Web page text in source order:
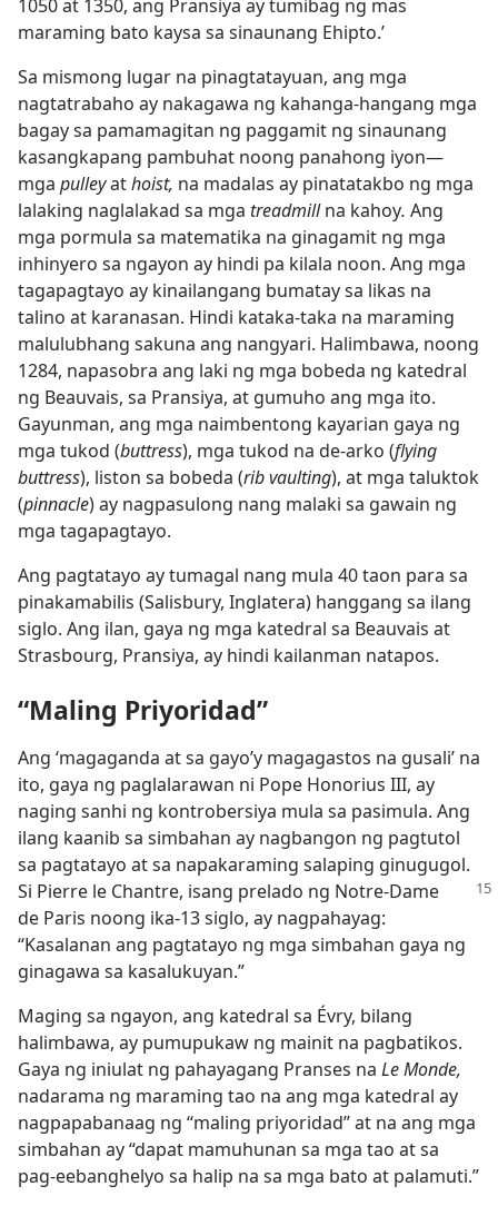
1050 at 1350, ang Pransiya ay tumibag ng mas
maraming bato kaysa sa sinaunang Ehipto.’
Sa mismong lugar na pinagtatayuan, ang mga
nagtatrabaho ay nakagawa ng kahanga-hangang mga
bagay sa pamamagitan ng paggamit ng sinaunang
kasangkapang pambuhat noong panahong iyon​—
mga pulleyathoist, na madalas ay pinatatakbo ng mga
lalaking naglalakad sa mga treadmillna kahoy. Ang
mga pormula sa matematika na ginagamit ng mga
inhinyero sa ngayon ay hindi pa kilala noon. Ang mga
tagapagtayo ay kinailangang bumatay sa likas na
talino at karanasan. Hindi kataka-taka na maraming
malulubhang sakuna ang nangyari. Halimbawa, noong
1284, napasobra ang laki ng mga bobeda ng katedral
ng Beauvais, sa Pransiya, at gumuho ang mga ito.
Gayunman, ang mga naimbentong kayarian gaya ng
mga tukod (buttress), mga tukod na de-arko (flying
buttress), liston sa bobeda (rib vaulting), at mga taluktok
(pinnacle) ay nagpasulong nang malaki sa gawain ng
mga tagapagtayo.
Ang pagtatayo ay tumagal nang mula 40 taon para sa
pinakamabilis (Salisbury, Inglatera) hanggang sa ilang
siglo. Ang ilan, gaya ng mga katedral sa Beauvais at
Strasbourg, Pransiya, ay hindi kailanman natapos.
“Maling Priyoridad”
Ang ‘magaganda at sa gayo’y magagastos na gusali’ na
ito, gaya ng paglalarawan ni Pope Honorius III, ay
naging sanhi ng kontrobersiya mula sa pasimula. Ang
ilang kaanib sa simbahan ay nagbangon ng pagtutol
sa pagtatayo at sa napakaraming salaping ginugugol.
Si Pierre le Chantre, isang prelado ng Notre-Dame
de Paris noong ika-13 siglo, ay nagpahayag:
“Kasalanan ang pagtatayo ng mga simbahan gaya ng
ginagawa sa kasalukuyan.”
Maging sa ngayon, ang katedral sa Évry, bilang
halimbawa, ay pumupukaw ng mainit na pagbatikos.
Gaya ng iniulat ng pahayagang Pranses na Le Monde,
nadarama ng maraming tao na ang mga katedral ay
nagpapabanaag ng “maling priyoridad” at na ang mga
simbahan ay “dapat mamuhunan sa mga tao at sa
pag-eebanghelyo sa halip na sa mga bato at palamuti.”